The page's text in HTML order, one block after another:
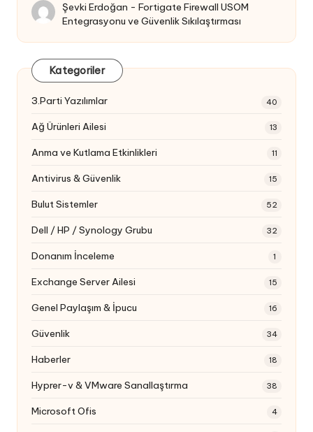
Şevki Erdoğan -Fortigate Firewall USOM
Entegrasyonu ve Güvenlik Sıkılaştırması
Kategoriler
3.Parti Yazılımlar 40
Ağ Ürünleri Ailesi 13
Anma ve Kutlama Etkinlikleri 11
Antivirus & Güvenlik 15
Bulut Sistemler 52
Dell / HP / Synology Grubu 32
Donanım İnceleme 1
Exchange Server Ailesi 15
Genel Paylaşım & İpucu 16
Güvenlik 34
Haberler 18
Hyprer-v & VMware Sanallaştırma 38
Microsoft Ofis 4